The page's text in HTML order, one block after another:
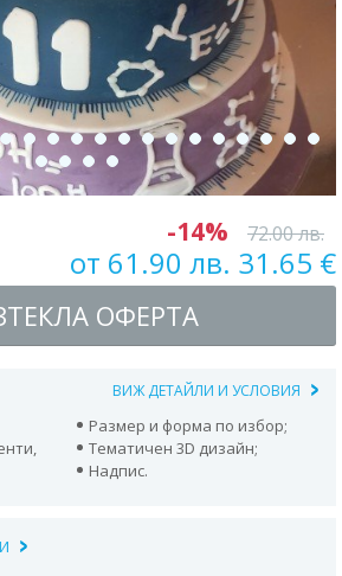
-14% 72.00 лв.
от 61.90 лв. 31.65 €
ОФЕРТА
ВИЖ ДЕТАЙЛИ И УСЛОВИЯ
Размер и форма по избор;
Тематичен 3D дизайн;
Надпис.